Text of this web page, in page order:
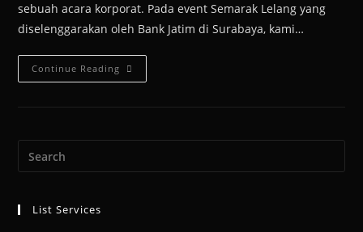
sebuah acara korporat. Pada event Semarak Lelang yang
diselenggarakan oleh Bank Jatim di Surabaya, kami…
Continue Reading
List Services